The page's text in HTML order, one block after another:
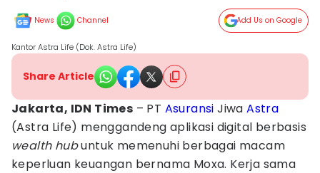
News Channel Add Us on Google
Kantor Astra Life (Dok. Astra Life)
Share Article
Jakarta, IDN Times – PT Asuransi JiwaAstra
(Astra Life) menggandeng aplikasi digital berbasis
wealth hubuntuk memenuhi berbagai macam
keperluan keuangan bernama Moxa. Kerja sama